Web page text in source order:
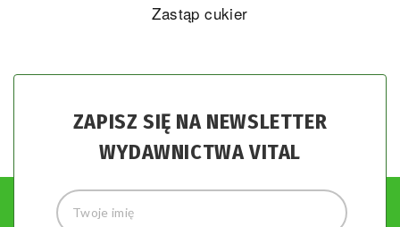
Zastąp cukier
ZAPISZ SIĘ NA NEWSLETTER
WYDAWNICTWA VITAL